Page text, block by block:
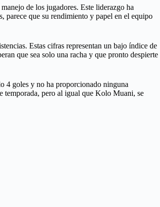
de los jugadores. Este liderazgo ha
que su rendimiento y papel en el equipo
Estas cifras representan un bajo índice de
que sea solo una racha y que pronto despierte
4 goles y no ha proporcionado ninguna
temporada, pero al igual que Kolo Muani, se